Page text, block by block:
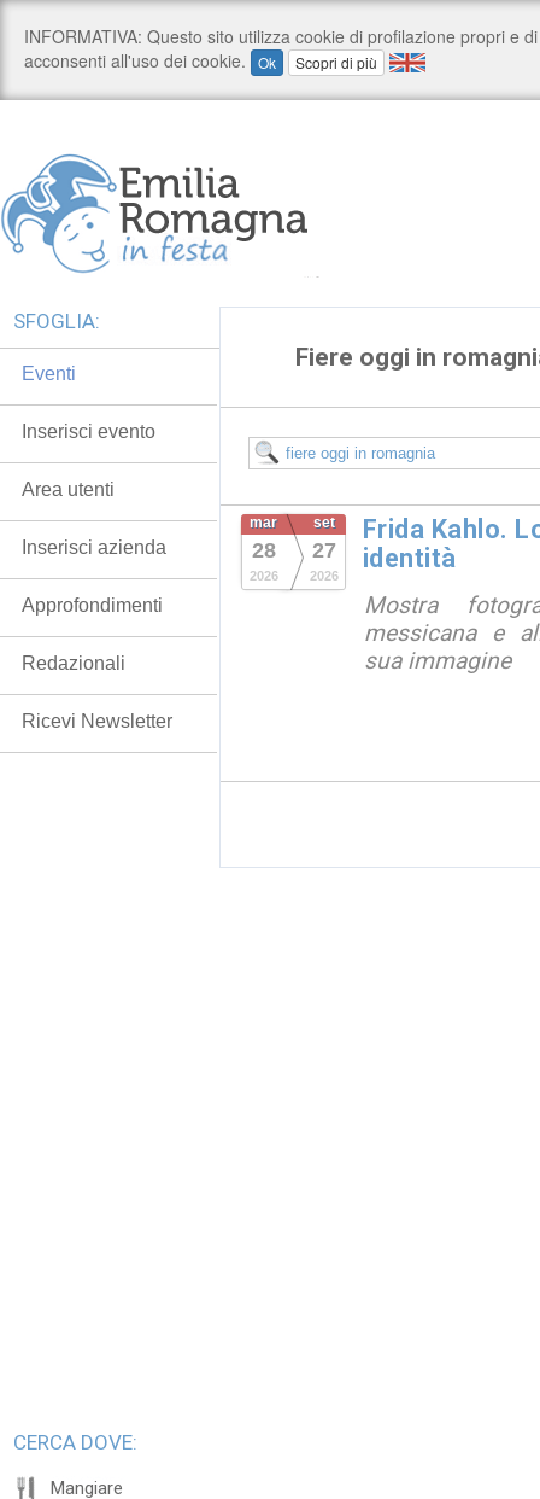
Fiere oggi in
mar
28
2026
set
27
2026
Frida Kahlo.
identità
Mostra
messicana e
sua immagine
SFOGLIA:
Eventi
Inserisci evento
Area utenti
Inserisci azienda
Approfondimenti
Redazionali
Ricevi Newsletter
CERCA DOVE:
Mangiare